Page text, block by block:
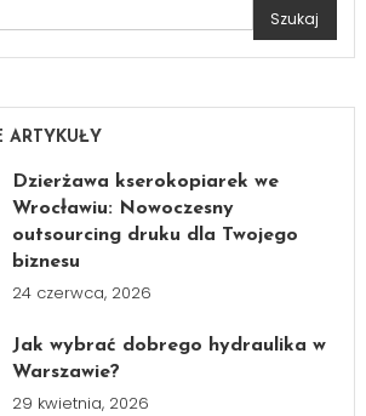
Szukaj
ARTYKUŁY
Dzierżawa kserokopiarek we
Wrocławiu: Nowoczesny
outsourcing druku dla Twojego
biznesu
24 czerwca, 2026
Jak wybrać dobrego hydraulika w
Warszawie?
29 kwietnia, 2026